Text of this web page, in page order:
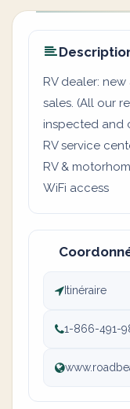
RV dealer:
sales. (All our
inspected and
RV service
RV &
WiFi access
Itinéraire
1-866-491-